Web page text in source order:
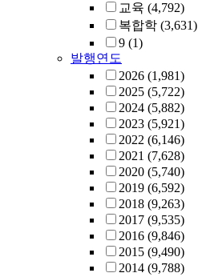
교육 (4,792)
복합학 (3,631)
9 (1)
발행연도
2026 (1,981)
2025 (5,722)
2024 (5,882)
2023 (5,921)
2022 (6,146)
2021 (7,628)
2020 (5,740)
2019 (6,592)
2018 (9,263)
2017 (9,535)
2016 (9,846)
2015 (9,490)
2014 (9,788)